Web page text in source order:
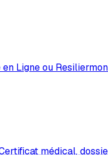
Ligne ou
médical,